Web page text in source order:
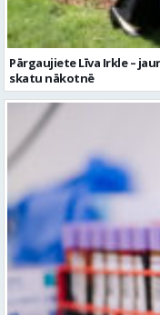
Pārgaujiete Līva Irkle –
skatu nākotnē